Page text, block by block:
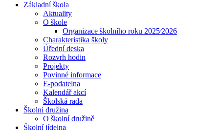
Základní škola
Aktuality
O škole
Organizace školního roku 2025⁄2026
Charakteristika školy
Úřední deska
Rozvrh hodin
Projekty
Povinné informace
E-podatelna
Kalendář akcí
Školská rada
Školní družina
O školní družině
Školní jídelna